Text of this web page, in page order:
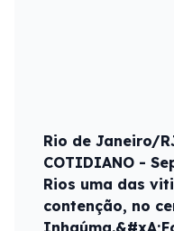
Rio de Janeiro/
COTIDIANO -
Rios uma das
contenção, no